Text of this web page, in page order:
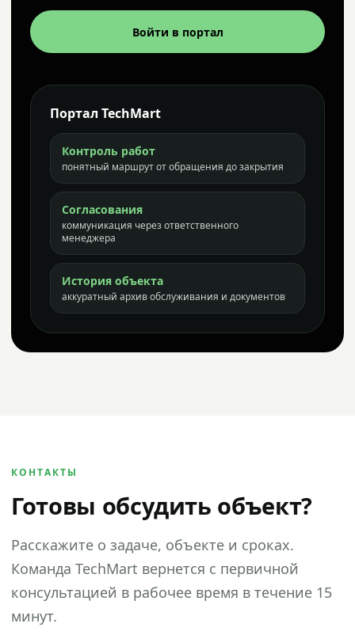
Войти в портал
Портал TechMart
Контроль работ
понятный маршрут от обращения до закрытия
Согласования
коммуникация через ответственного
менеджера
История объекта
аккуратный архив обслуживания и документов
КОНТАКТЫ
Готовы обсудить объект?
Расскажите о задаче, объекте и сроках.
Команда TechMart вернется с первичной
консультацией в рабочее время в течение 15
минут.